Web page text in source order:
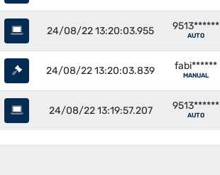
24/08/22 13:20:03.955 9513******
AUTO
24/08/22 13:20:03.839 fabi******
MANUAL
24/08/22 13:19:57.207 9513******
AUTO